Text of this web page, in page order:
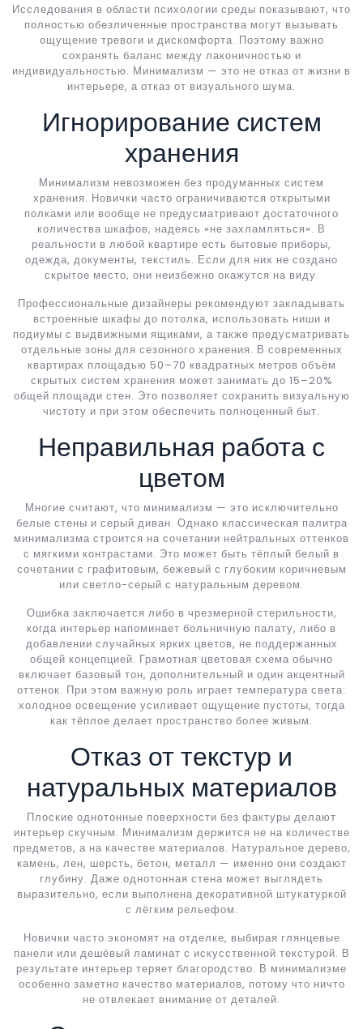
Исследования в области психологии среды показывают, что
полностью обезличенные пространства могут вызывать
ощущение тревоги и дискомфорта. Поэтому важно
сохранять баланс между лаконичностью и
индивидуальностью. Минимализм — это не отказ от жизни в
интерьере, а отказ от визуального шума.
Игнорирование систем
хранения
Минимализм невозможен без продуманных систем
хранения. Новички часто ограничиваются открытыми
полками или вообще не предусматривают достаточного
количества шкафов, надеясь «не захламляться». В
реальности в любой квартире есть бытовые приборы,
одежда, документы, текстиль. Если для них не создано
скрытое место, они неизбежно окажутся на виду.
Профессиональные дизайнеры рекомендуют закладывать
встроенные шкафы до потолка, использовать ниши и
подиумы с выдвижными ящиками, а также предусматривать
отдельные зоны для сезонного хранения. В современных
квартирах площадью 50–70 квадратных метров объём
скрытых систем хранения может занимать до 15–20%
общей площади стен. Это позволяет сохранить визуальную
чистоту и при этом обеспечить полноценный быт.
Неправильная работа с
цветом
Многие считают, что минимализм — это исключительно
белые стены и серый диван. Однако классическая палитра
минимализма строится на сочетании нейтральных оттенков
с мягкими контрастами. Это может быть тёплый белый в
сочетании с графитовым, бежевый с глубоким коричневым
или светло-серый с натуральным деревом.
Ошибка заключается либо в чрезмерной стерильности,
когда интерьер напоминает больничную палату, либо в
добавлении случайных ярких цветов, не поддержанных
общей концепцией. Грамотная цветовая схема обычно
включает базовый тон, дополнительный и один акцентный
оттенок. При этом важную роль играет температура света:
холодное освещение усиливает ощущение пустоты, тогда
как тёплое делает пространство более живым.
Отказ от текстур и
натуральных материалов
Плоские однотонные поверхности без фактуры делают
интерьер скучным. Минимализм держится не на количестве
предметов, а на качестве материалов. Натуральное дерево,
камень, лен, шерсть, бетон, металл — именно они создают
глубину. Даже однотонная стена может выглядеть
выразительно, если выполнена декоративной штукатуркой
с лёгким рельефом.
Новички часто экономят на отделке, выбирая глянцевые
панели или дешёвый ламинат с искусственной текстурой. В
результате интерьер теряет благородство. В минимализме
особенно заметно качество материалов, потому что ничто
не отвлекает внимание от деталей.